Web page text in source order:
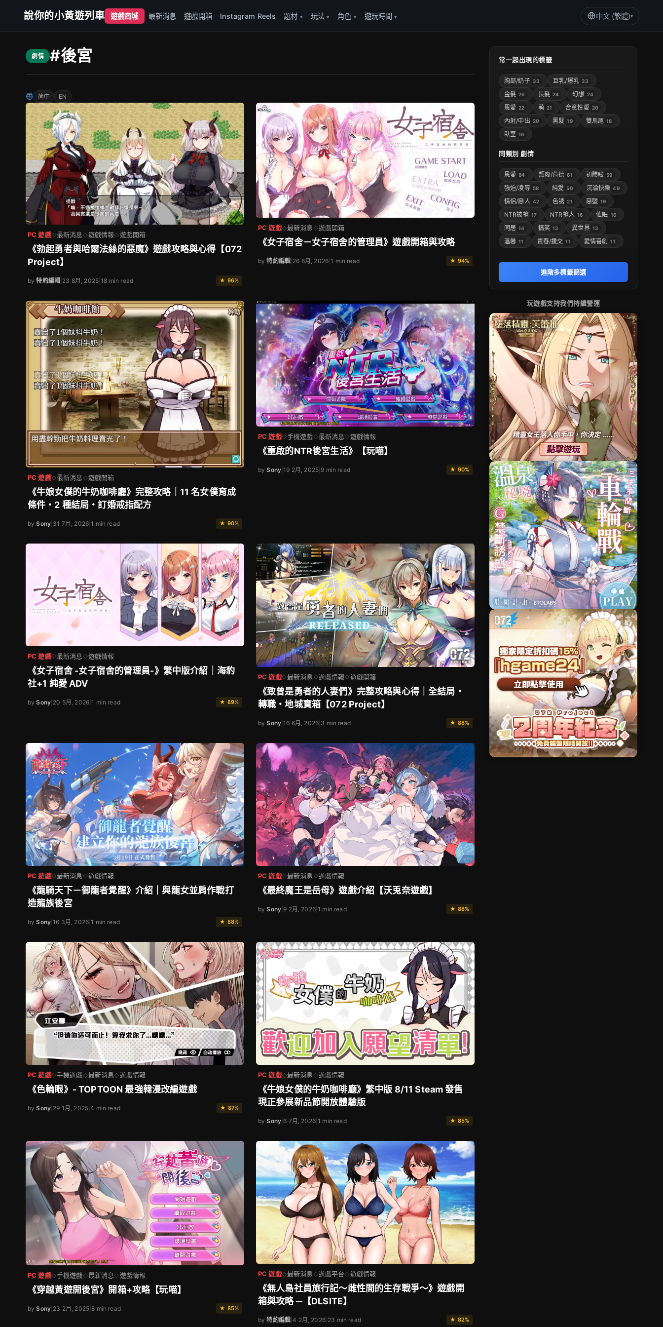
說你的小黃遊列車 遊戲商城 最新消息 遊戲開箱 Instagram Reels 題材 玩法 角色 遊玩時間 中文 (繁體)▾
劇情 #後宮
简中 EN
PC 遊戲◇最新消息 ◇遊戲情報◇遊戲開箱
《勃起勇者與哈爾法絲的惡魔》遊戲攻略與心得【072
Project】
by特約編輯 23 8月, 2025 |18 min read ★ 96%
PC 遊戲◇最新消息 ◇遊戲開箱
《女子宿舍－女子宿舍的管理員》遊戲開箱與攻略
by特約編輯 26 6月, 2026 |1 min read ★ 94%
PC 遊戲◇最新消息 ◇遊戲開箱
《牛娘女僕的牛奶咖啡廳》完整攻略｜11 名女僕育成
條件・2 種結局・訂婚戒指配方
bySony 31 7月, 2026 |1 min read ★ 90%
PC 遊戲◇手機遊戲◇最新消息◇遊戲情報
《重啟的NTR後宮生活》【玩喵】
bySony |19 2月, 2025 9 min read ★ 90%
PC 遊戲◇最新消息 ◇遊戲情報
《女子宿舍 -女子宿舍的管理員-》繁中版介紹｜海豹
社+1 純愛 ADV
bySony 20 5月, 2026 |1 min read ★ 89%
PC 遊戲◇最新消息 ◇遊戲情報◇遊戲開箱
《致曾是勇者的人妻們》完整攻略與心得｜全結局・
轉職・地城寶箱【072 Project】
bySony |16 6月, 2026 3 min read ★ 88%
PC 遊戲◇最新消息 ◇遊戲情報
《龍騎天下－御龍者覺醒》介紹｜與龍女並肩作戰打
造龍族後宮
bySony |16 3月, 2026 |1 min read ★ 88%
PC 遊戲◇最新消息 ◇遊戲情報
《最終魔王是岳母》遊戲介紹【沃兎奈遊戲】
bySony 9 2月, 2026|1 min read ★ 88%
PC 遊戲◇手機遊戲◇最新消息◇遊戲情報
《色輪眼》- TOPTOON 最強韓漫改編遊戲
bySony 29 1月, 2025 |4 min read ★ 87%
PC 遊戲◇最新消息 ◇遊戲情報
《牛娘女僕的牛奶咖啡廳》繁中版 8/11 Steam 發售
現正參展新品節開放體驗版
bySony 6 7月, 2026|1 min read ★ 85%
PC 遊戲◇手機遊戲◇最新消息◇遊戲情報
《穿越黃遊開後宮》開箱+攻略【玩喵】
bySony 23 2月, 2025 8 min read ★ 85%
PC 遊戲◇最新消息 ◇遊戲平台◇遊戲情報
《無人島社員旅行記～雌性間的生存戰爭～》遊戲開
箱與攻略 ─【DLSITE】
by特約編輯 |4 2月, 2026| 23 min read ★ 82%
常一起出現的標籤
胸部/奶子 33 巨乳/爆乳 33
金髮 26 長髮 24 幻想 24
恩愛 22 萌 21 合意性愛 20
內射/中出 20 黑髮 19 雙馬尾 18
臥室 16
同類別 劇情
恩愛 84 頹廢/背德 61 初體驗 59
強迫/凌辱 58 純愛 50 沉淪快樂 49
情侶/戀人 42 色誘 21 惡墮 19
NTR被搶 17 NTR搶人 16 催眠 16
同居 14 搞笑 13 異世界 13
溫馨 11 賣春/援交 11 愛情喜劇 11
進階多標籤篩選
玩遊戲支持我們持續營運